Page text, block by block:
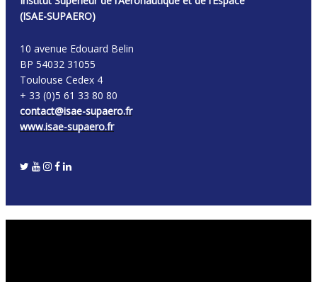
(ISAE-SUPAERO)
10 avenue Edouard Belin
BP 54032 31055
Toulouse Cedex 4
+ 33 (0)5 61 33 80 80
contact@isae-supaero.fr
www.isae-supaero.fr